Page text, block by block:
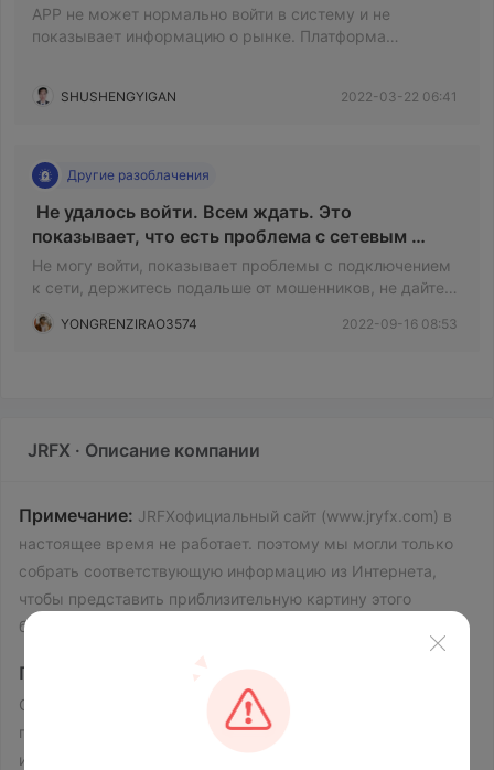
APP не может нормально войти в систему и не
показывает информацию о рынке. Платформа
SHUSHENGYIGAN 2022-03-22 06:41
Другие разоблачения
Не удалось войти. Всем ждать. Это
показывает, что есть проблема с сетевым
подключением.
Не могу войти, показывает проблемы с подключением
к сети, держитесь подальше от мошенников, не дайте
YONGRENZIRAO3574 2022-09-16 08:53
JRFX · Описание компании
Примечание: JRFXофициальный сайт (www.jryfx.com) в
настоящее время не работает. поэтому мы могли только
собрать соответствующую информацию из Интернета,
чтобы представить приблизительную картину этого
брокера.
Предупреждение о рисках
Онлайн-торговля опасна, и вы потенциально можете
потерять все свои инвестиционные средства. Не все
инвесторы и трейдеры подходят для этого. Пожалуйста,